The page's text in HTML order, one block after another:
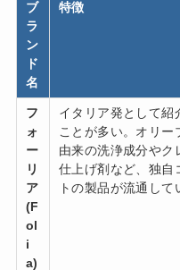
ブ
ラ
ン
ド
名
特徴
フ
ォ
ー
リ
ア
(F
ol
i
a)
イタリア発として紹
ことが多い。オリー
由来の洗浄成分やク
仕上げ剤など、独自
トの製品が流通して